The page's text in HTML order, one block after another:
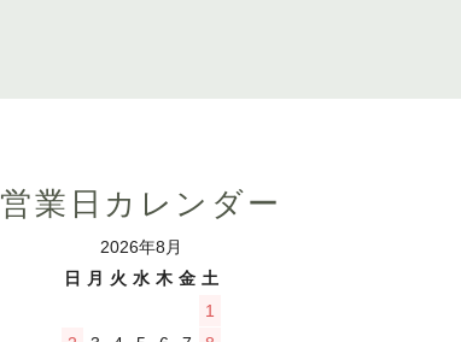
営業日カレンダー
2026年8月
日
月 火 水 木 金 土
1